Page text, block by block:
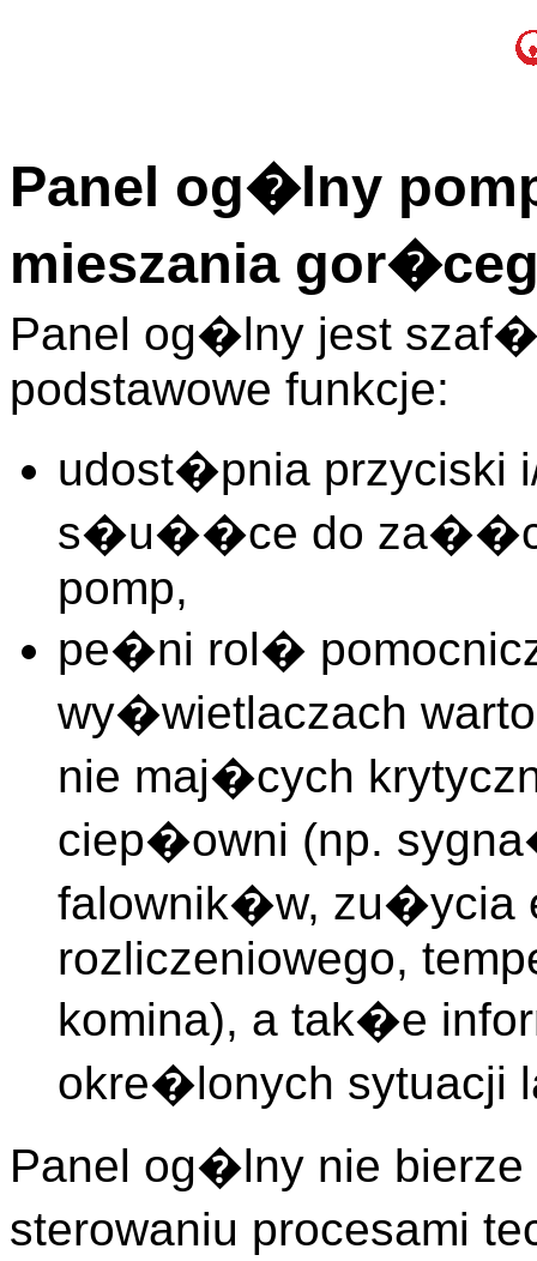
Panel og�lny
mieszania
Panel og�lny jest
podstawowe funkcje:
udost�pnia
s�u��ce do
pomp,
pe�ni rol�
wy�wietlaczach
nie maj�cych
ciep�owni (np.
falownik�w, zu�ycia
rozliczeniowego,
komina), a tak�e
okre�lonych sytuacji
Panel og�lny nie
sterowaniu procesami